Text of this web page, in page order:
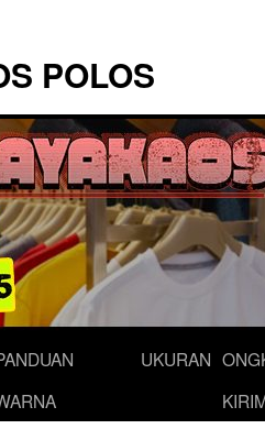
POLOS
UKURAN